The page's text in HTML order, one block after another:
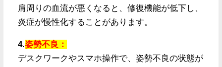
肩周りの血流が悪くなると、修復機能が低下し、
炎症が慢性化することがあります。
4.姿勢不良：
デスクワークやスマホ操作で、姿勢不良の状態が